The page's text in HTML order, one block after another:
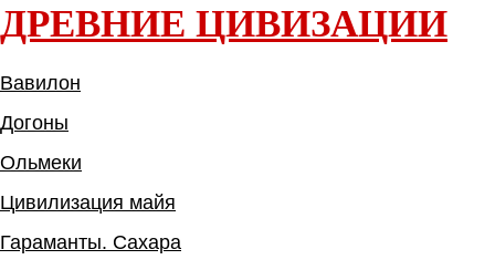
ДРЕВНИЕ ЦИВИЗАЦИИ
Вавилон
Догоны
Ольмеки
Цивилизация майя
Гараманты. Сахара